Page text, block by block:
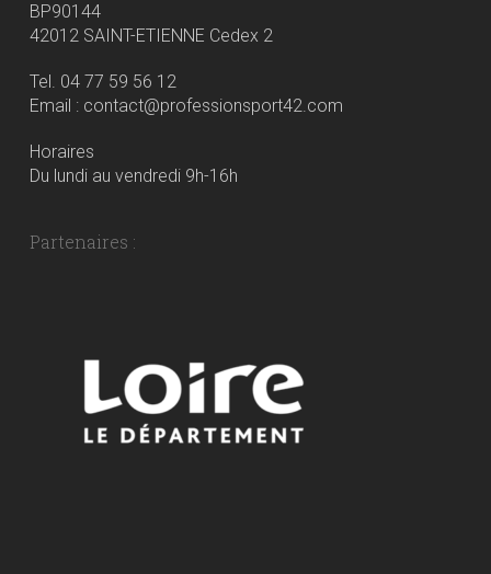
BP90144
42012 SAINT-ETIENNE Cedex 2
Tel. 04 77 59 56 12
Email : contact@professionsport42.com
Horaires
Du lundi au vendredi 9h-16h
Partenaires :